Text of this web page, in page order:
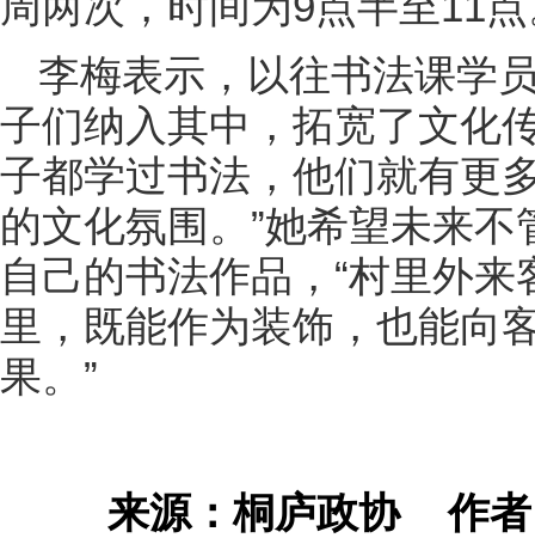
李梅表示，以往书法课学
子们纳入其中，拓宽了文化
子都学过书法，他们就有更
的文化氛围。”她希望未来
自己的书法作品，“村里外
里，既能作为装饰，也能向
果。”
来源：桐庐政协作